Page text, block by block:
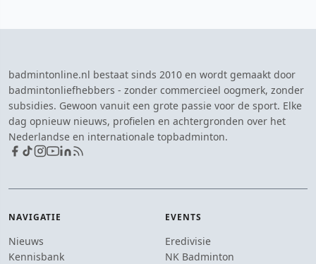
badmintonline.nl bestaat sinds 2010 en wordt gemaakt door
badmintonliefhebbers - zonder commercieel oogmerk, zonder
subsidies. Gewoon vanuit een grote passie voor de sport. Elke
dag opnieuw nieuws, profielen en achtergronden over het
Nederlandse en internationale topbadminton.
NAVIGATIE
Nieuws
Kennisbank
EVENTS
Eredivisie
NK Badminton